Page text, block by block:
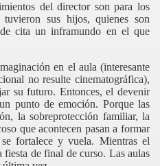
del director son para los
sus hijos, quienes son
cita un inframundo en el que
en el aula (interesante
no resulte cinematográfica),
su futuro. Entonces, el devenir
punto de emoción. Porque las
la sobreprotección familiar, la
que acontecen pasan a formar
fortalece y vuela. Mientras el
fiesta de final de curso. Las aulas